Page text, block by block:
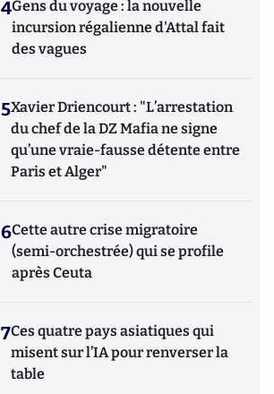
4Gens du voyage : la nouvelle
incursion régalienne d'Attal fait
des vagues
5Xavier Driencourt : "L’arrestation
du chef de la DZ Mafia ne signe
qu’une vraie-fausse détente entre
Paris et Alger"
6Cette autre crise migratoire
(semi-orchestrée) qui se profile
après Ceuta
7Ces quatre pays asiatiques qui
misent sur l’IA pour renverser la
table